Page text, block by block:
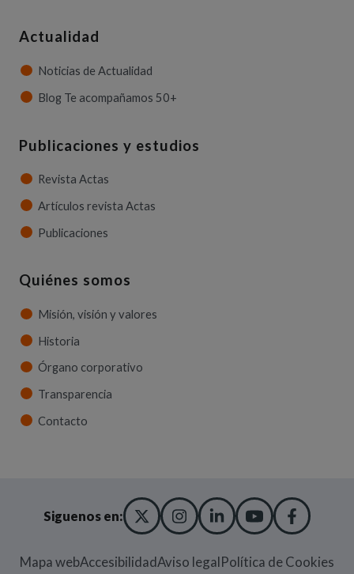
Actualidad
Noticias de Actualidad
Blog Te acompañamos 50+
Publicaciones y estudios
Revista Actas
Artículos revista Actas
Publicaciones
Quiénes somos
Misión, visión y valores
Historia
Órgano corporativo
Transparencia
Contacto
Siguenos en: X TWITTER
(ABRE EN NUEVA
INSTAGRAM
(ABRE EN NUEVA
LINKEDIN
(ABRE EN
YOUTUBE
(ABRE EN
Mapa webAccesibilidadAviso legalPolítica de Cookies